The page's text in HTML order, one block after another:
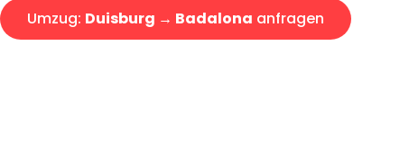
Umzug: Duisburg → Badalona anfragen